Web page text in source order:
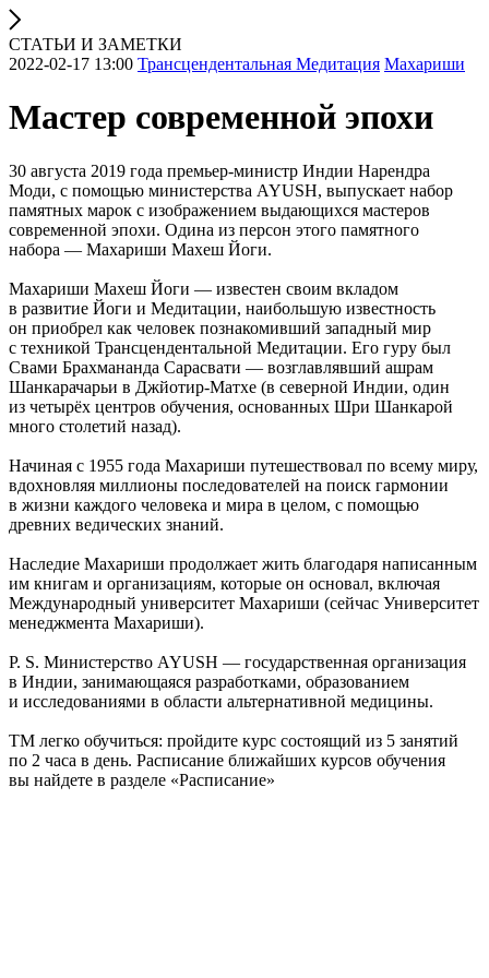
СТАТЬИ И ЗАМЕТКИ
2022-02-17 13:00 Трансцендентальная Медитация Махариши
Мастер современной эпохи
30 августа 2019 года премьер-министр Индии Нарендра
Моди, с помощью министерства AYUSH, выпускает набор
памятных марок с изображением выдающихся мастеров
современной эпохи. Одина из персон этого памятного
набора — Махариши Махеш Йоги.
Махариши Махеш Йоги — известен своим вкладом
в развитие Йоги и Медитации, наибольшую известность
он приобрел как человек познакомивший западный мир
с техникой Трансцендентальной Медитации. Его гуру был
Свами Брахмананда Сарасвати — возглавлявший ашрам
Шанкарачарьи в Джйотир-Матхе (в северной Индии, один
из четырёх центров обучения, основанных Шри Шанкарой
много столетий назад).
Начиная с 1955 года Махариши путешествовал по всему миру,
вдохновляя миллионы последователей на поиск гармонии
в жизни каждого человека и мира в целом, с помощью
древних ведических знаний.
Наследие Махариши продолжает жить благодаря написанным
им книгам и организациям, которые он основал, включая
Международный университет Махариши (сейчас Университет
менеджмента Махариши).
P. S. Министерство AYUSH — государственная организация
в Индии, занимающаяся разработками, образованием
и исследованиями в области альтернативной медицины.
ТМ легко обучиться: пройдите курс состоящий из 5 занятий
по 2 часа в день. Расписание ближайших курсов обучения
вы найдете в разделе «Расписание»